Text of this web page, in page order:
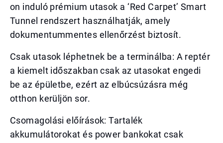
on induló prémium utasok a ‘Red Carpet’ Smart
Tunnel rendszert használhatják, amely
dokumentummentes ellenőrzést biztosít.
Csak utasok léphetnek be a terminálba: A reptér
a kiemelt időszakban csak az utasokat engedi
be az épületbe, ezért az elbúcsúzásra még
otthon kerüljön sor.
Csomagolási előírások: Tartalék
akkumulátorokat és power bankokat csak